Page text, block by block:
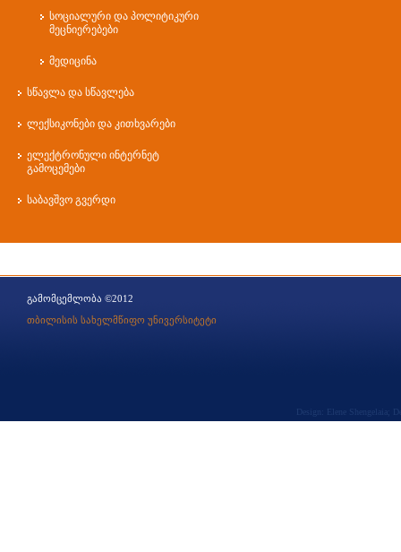
სოციალური და პოლიტიკური
მეცნიერებები
მედიცინა
სწავლა და სწავლება
ლექსიკონები და კითხვარები
ელექტრონული ინტერნეტ
გამოცემები
საბავშვო გვერდი
გამომცემლობა ©2012
თბილისის სახელმწიფო უნივერსიტეტი
Design: Elene Shengelaia;